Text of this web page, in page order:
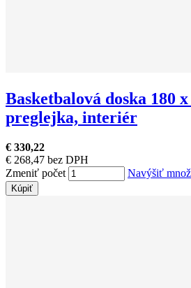
Basketbalová doska 180
preglejka, interiér
€ 330,22
€ 268,47 bez DPH
Zmeniť počet
Navýšiť
Kúpiť